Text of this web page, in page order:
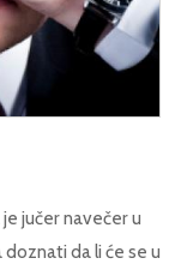
jučer navečer u
da li će se u